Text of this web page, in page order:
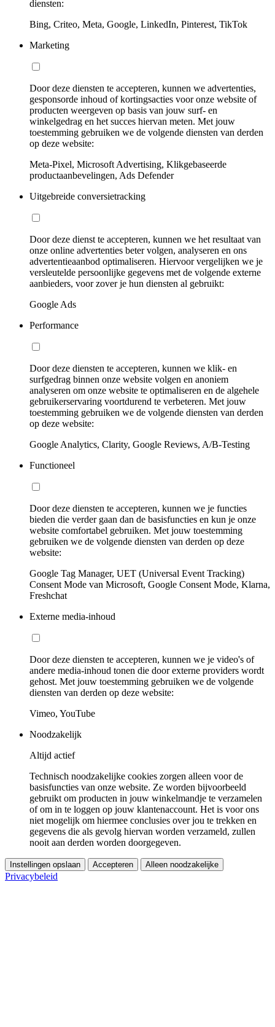
diensten:
Bing, Criteo, Meta, Google, LinkedIn, Pinterest, TikTok
Marketing
Door deze diensten te accepteren, kunnen we advertenties,
gesponsorde inhoud of kortingsacties voor onze website of
producten weergeven op basis van jouw surf- en
winkelgedrag en het succes hiervan meten. Met jouw
toestemming gebruiken we de volgende diensten van derden
op deze website:
Meta-Pixel, Microsoft Advertising, Klikgebaseerde
productaanbevelingen, Ads Defender
Uitgebreide conversietracking
Door deze dienst te accepteren, kunnen we het resultaat van
onze online advertenties beter volgen, analyseren en ons
advertentieaanbod optimaliseren. Hiervoor vergelijken we je
versleutelde persoonlijke gegevens met de volgende externe
aanbieders, voor zover je hun diensten al gebruikt:
Google Ads
Performance
Door deze diensten te accepteren, kunnen we klik- en
surfgedrag binnen onze website volgen en anoniem
analyseren om onze website te optimaliseren en de algehele
gebruikerservaring voortdurend te verbeteren. Met jouw
toestemming gebruiken we de volgende diensten van derden
op deze website:
Google Analytics, Clarity, Google Reviews, A/B-Testing
Functioneel
Door deze diensten te accepteren, kunnen we je functies
bieden die verder gaan dan de basisfuncties en kun je onze
website comfortabel gebruiken. Met jouw toestemming
gebruiken we de volgende diensten van derden op deze
website:
Google Tag Manager, UET (Universal Event Tracking)
Consent Mode van Microsoft, Google Consent Mode, Klarna,
Freshchat
Externe media-inhoud
Door deze diensten te accepteren, kunnen we je video's of
andere media-inhoud tonen die door externe providers wordt
gehost. Met jouw toestemming gebruiken we de volgende
diensten van derden op deze website:
Vimeo, YouTube
Noodzakelijk
Altijd actief
Technisch noodzakelijke cookies zorgen alleen voor de
basisfuncties van onze website. Ze worden bijvoorbeeld
gebruikt om producten in jouw winkelmandje te verzamelen
of om in te loggen op jouw klantenaccount. Het is voor ons
niet mogelijk om hiermee conclusies over jou te trekken en
gegevens die als gevolg hiervan worden verzameld, zullen
nooit aan derden worden doorgegeven.
Instellingen opslaan Accepteren Alleen noodzakelijke
Privacybeleid